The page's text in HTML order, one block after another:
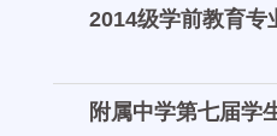
2014级学前教育专
附属中学第七届学